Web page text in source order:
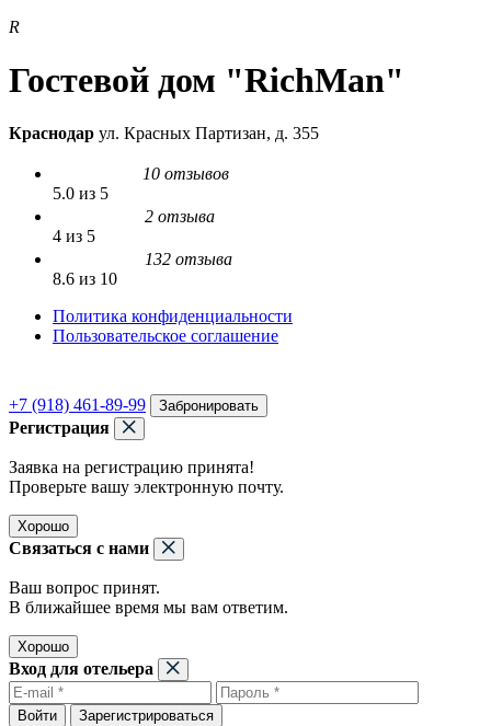
R
Гостевой дом "RichMan"
Краснодар ул. Красных Партизан, д. 355
10 отзывов
5.0 из 5
2 отзыва
4 из 5
132 отзыва
8.6 из 10
Политика конфиденциальности
Пользовательское соглашение
+7 (918) 461-89-99 Забронировать
Регистрация
Заявка на регистрацию принята!
Проверьте вашу электронную почту.
Хорошо
Связаться с нами
Ваш вопрос принят.
В ближайшее время мы вам ответим.
Хорошо
Вход для отельера
Войти Зарегистрироваться